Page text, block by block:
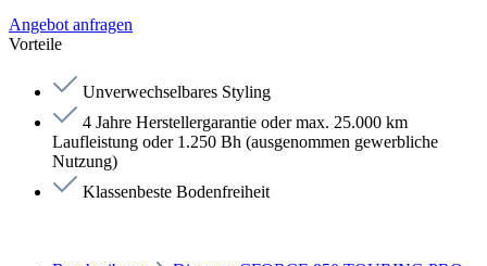
Angebot anfragen
Vorteile
Unverwechselbares Styling
4 Jahre Herstellergarantie oder max. 25.000 km
Laufleistung oder 1.250 Bh (ausgenommen gewerbliche
Nutzung)
Klassenbeste Bodenfreiheit